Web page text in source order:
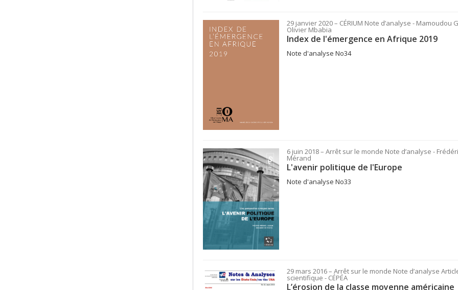
29 janvier 2020– CÉRIUM Note d’analyse - Mamoudou
Olivier Mbabia
Index de l'émergence en Afrique 2019
Note d'analyse No34
6 juin 2018– Arrêt sur le monde Note d’analyse -
Mérand
L'avenir politique de l'Europe
Note d'analyse No33
29 mars 2016– Arrêt sur le monde Note d’analyse
scientifique - CÉPÉA
L’érosion de la classe moyenne américaine